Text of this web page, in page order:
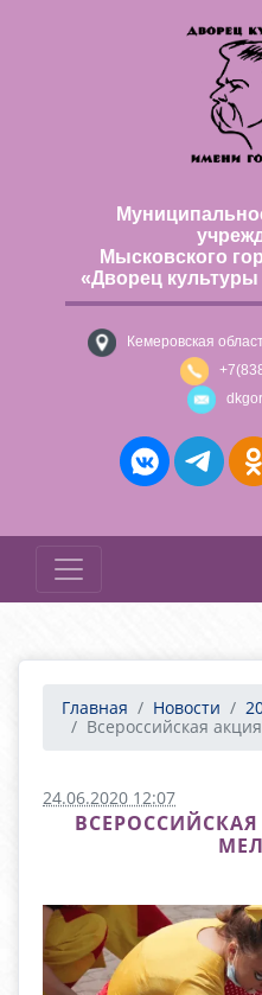
Мысковского
«Дворец
Кемеровская
Главная Новости
Всероссийская
24.06.2020 12:07